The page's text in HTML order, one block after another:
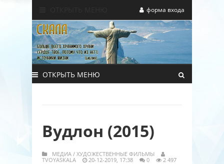
форма входа
ОТКРЫТЬ МЕНЮ
Вудлон (2015)
МЕДИА / ХУДОЖЕСТВЕННЫЕ ФИЛЬМЫ
TVOYASKALA
20-12-2019, 17:38 0 2 497